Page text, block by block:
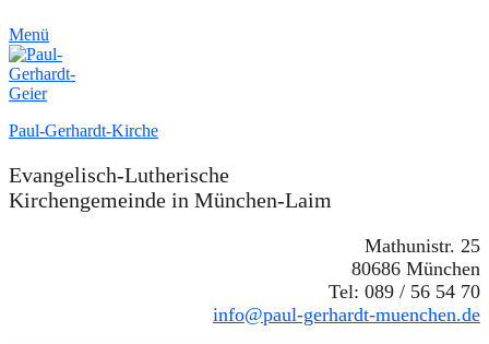
Menü
Paul-Gerhardt-Kirche
Evangelisch-Lutherische
Kirchengemeinde in München-Laim
Mathunistr. 25
80686 München
Tel: 089 / 56 54 70
info@paul-gerhardt-muenchen.de